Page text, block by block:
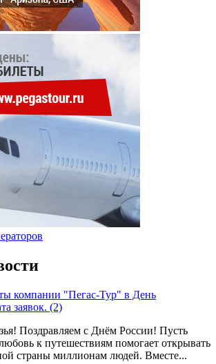
компании "Пегас-Тур" в День
заявок. (2)
Поздравляем с Днём России! Пусть
к путешествиям помогает открывать
страны миллионам людей. Вместе...